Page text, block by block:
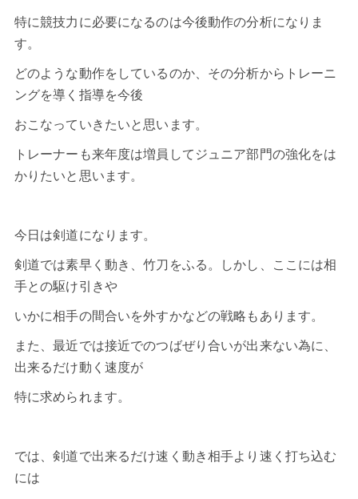
特に競技力に必要になるのは今後動作の分析になりま
す。
どのような動作をしているのか、その分析からトレーニ
ングを導く指導を今後
おこなっていきたいと思います。
トレーナーも来年度は増員してジュニア部門の強化をは
かりたいと思います。
今日は剣道になります。
剣道では素早く動き、竹刀をふる。しかし、ここには相
手との駆け引きや
いかに相手の間合いを外すかなどの戦略もあります。
また、最近では接近でのつばぜり合いが出来ない為に、
出来るだけ動く速度が
特に求められます。
では、剣道で出来るだけ速く動き相手より速く打ち込む
には